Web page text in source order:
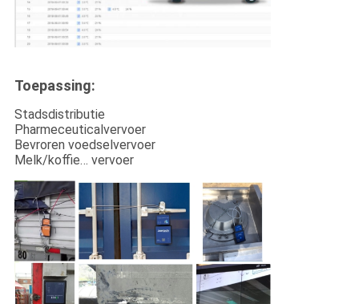
Toepassing:
Stadsdistributie
Pharmeceuticalvervoer
Bevroren voedselvervoer
Melk/koffie… vervoer